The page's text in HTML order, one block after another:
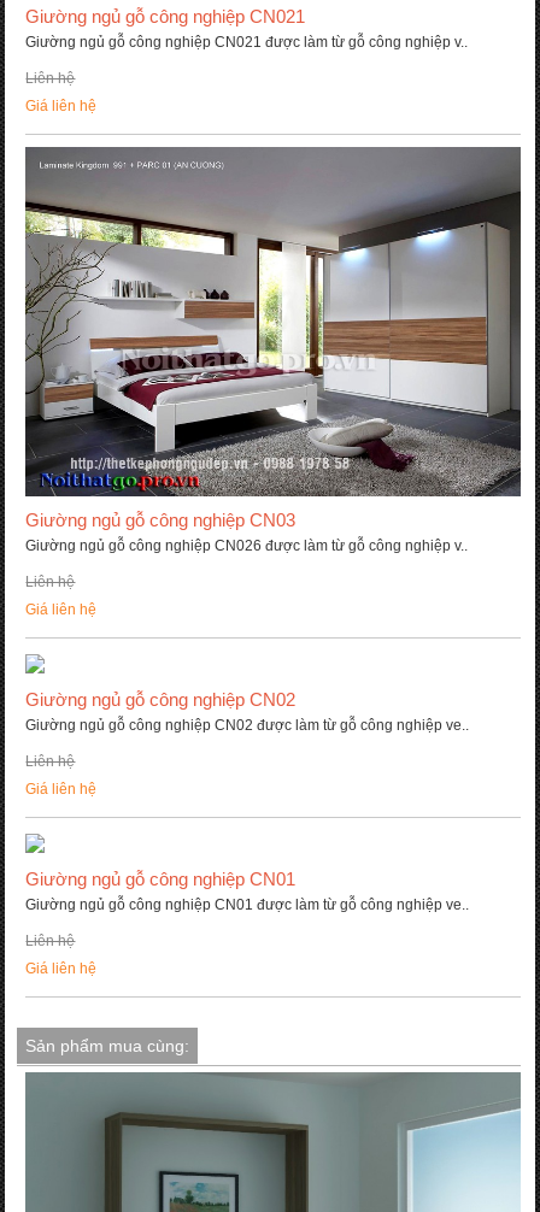
Gi­ường ngủ gỗ công nghiệp CN021
Giường ngủ gỗ công nghiệp CN021 được làm từ gỗ công nghiệp v..
Liên hệ
Giá liên hệ
Gi­ường ngủ gỗ công nghiệp CN03
Giường ngủ gỗ công nghiệp CN026 được làm từ gỗ công nghiệp v..
Liên hệ
Giá liên hệ
Gi­ường ngủ gỗ công nghiệp CN02
Giường ngủ gỗ công nghiệp CN02 được làm từ gỗ công nghiệp ve..
Liên hệ
Giá liên hệ
Giường ngủ gỗ công nghiệp CN01
Giường ngủ gỗ công nghiệp CN01 được làm từ gỗ công nghiệp ve..
Liên hệ
Giá liên hệ
Sản phẩm mua cùng: